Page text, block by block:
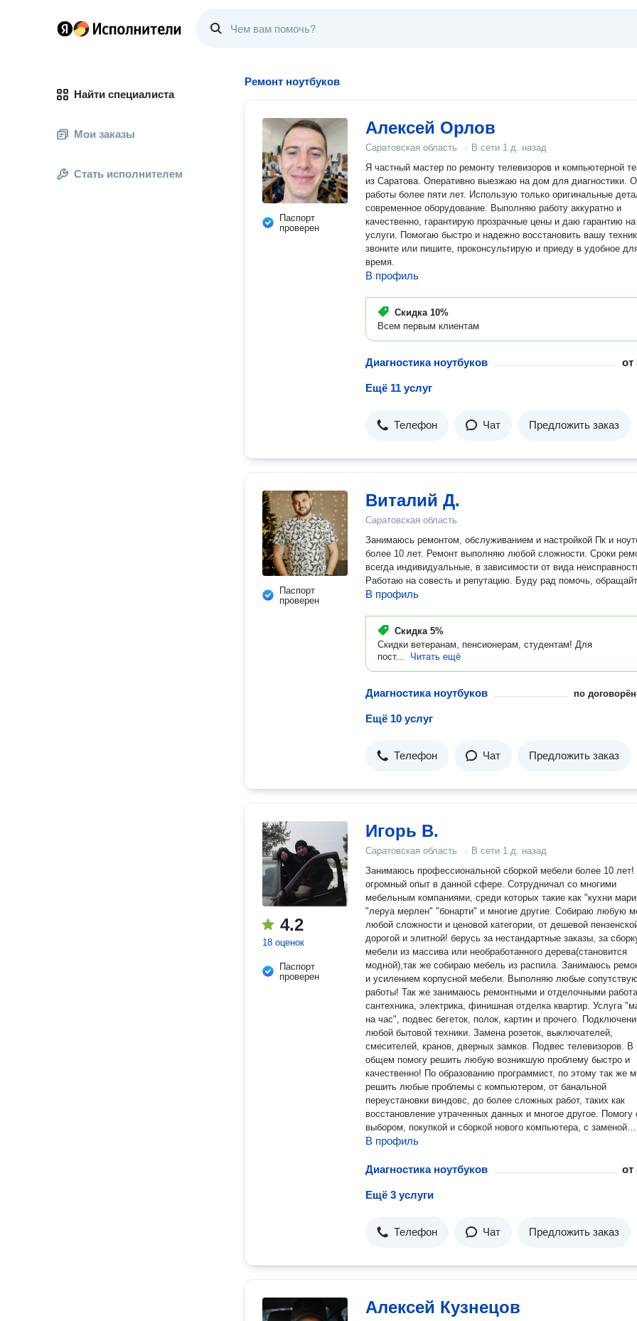
Найти специалиста
Мои заказы
Стать исполнителем
Ремонт ноутбуков
Паспорт
проверен
Алексей Орлов
Саратовская область · В сети 1 д. назад
Я частный мастер по ремонту телевизоров и компьютерной
из Саратова. Оперативно выезжаю на дом для диагностики.
работы более пяти лет. Использую только оригинальные
современное оборудование. Выполняю работу аккуратно и
качественно, гарантирую прозрачные цены и даю гарантию
услуги. Помогаю быстро и надежно восстановить вашу
звоните или пишите, проконсультирую и приеду в удобное
время.​
В профиль
Скидка 10%
Всем первым клиентам
Диагностика ноутбуков от
Ещё 11 услуг
Телефон Чат Предложить заказ
Паспорт
проверен
Виталий Д.
Саратовская область
Занимаюсь ремонтом, обслуживанием и настройкой Пк и
более 10 лет. Ремонт выполняю любой сложности. Сроки ремонта
всегда индивидуальные, в зависимости от вида
Работаю на совесть и репутацию. Буду рад помочь,
В профиль
Скидка 5%
Скидки ветеранам, пенсионерам, студентам! Для
пост...
Читать ещё
Диагностика ноутбуков по
Ещё 10 услуг
Телефон Чат Предложить заказ
4.2
18 оценок
Паспорт
проверен
Игорь В.
Саратовская область · В сети 1 д. назад
Занимаюсь профессиональной сборкой мебели более 10
огромный опыт в данной сфере. Сотрудничал со многими
мебельным компаниями, среди которых такие как "кухни
"леруа мерлен" "бонарти" и многие другие. Собираю любую
любой сложности и ценовой категории, от дешевой
дорогой и элитной! берусь за нестандартные заказы, за
мебели из массива или необработанного дерева(становится
модной),так же собираю мебель из распила. Занимаюсь
и усилением корпусной мебели. Выполняю любые
работы! Так же занимаюсь ремонтными и отделочными работами,
сантехника, электрика, финишная отделка квартир. Услуга
на час", подвес бегеток, полок, картин и прочего.
любой бытовой техники. Замена розеток, выключателей,
смесителей, кранов, дверных замков. Подвес телевизоров. В
общем помогу решить любую возникшую проблему быстро и
качественно! По образованию программист, по этому так же могу
решить любые проблемы с компьютером, от банальной
переустановки виндовс, до более сложных работ, таких как
восстановление утраченных данных и многое другое. Помогу
выбором, покупкой и сборкой нового компьютера, с заменой
комплектующих. Владею автомобилем Renault Duster,по этому
до 500кг,небольшим переездам, перевозки бытовой техники и
местности и даже бездорожью, в пределах возможностей авто.
водительский стаж более 10 лет на различных авто, от
В профиль
Диагностика ноутбуков от
Ещё 3 услуги
Телефон Чат Предложить заказ
Алексей Кузнецов